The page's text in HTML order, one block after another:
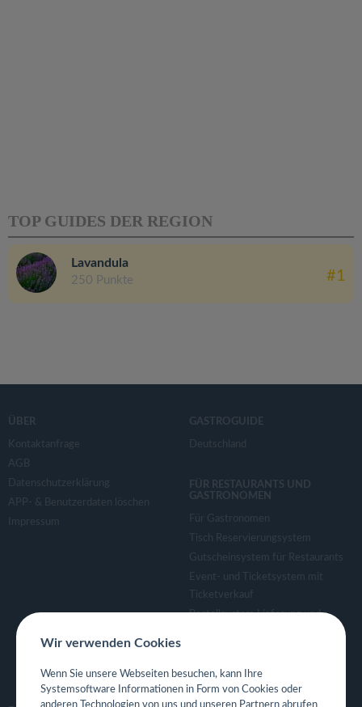
TOP GUIDES DER REGION
Lavandula
250 Punkte #1
ÜBER
Kontaktanfrage
AGB
Datenschutzerklärung
APP- & Benutzerdaten löschen
Impressum
GASTROGUIDE
Deutschland
FÜR RESTAURANTS UND
GASTRONOMEN
Für Gastronomen
Tisch Reservierungsystem
Gutscheinsystem für Restaurants
Event- und Ticketsystem mit
Ticketverkauf
Bestellsystem Lieferung und
Eigene App für Restaurant
Wir verwenden Cookies
Wenn Sie unsere Webseiten besuchen, kann Ihre
Systemsoftware Informationen in Form von Cookies oder